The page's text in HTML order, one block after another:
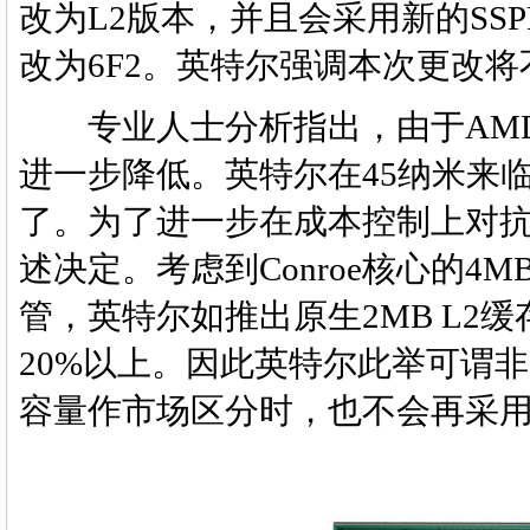
改为L2版本，并且会采用新的
改为6F2。英特尔强调本次更改
专业人士分析指出，由于
进一步降低。英特尔在45纳米来
了。为了进一步在成本控制上对
述决定。考虑到Conroe核心的
管，英特尔如推出原生2MB L2
20%以上。因此英特尔此举可谓
容量作市场区分时，也不会再采